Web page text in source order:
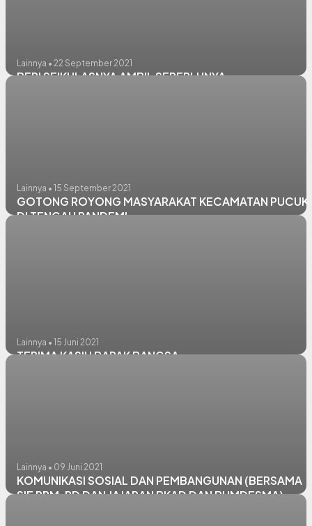
Lainnya • 22 September 2021
BERI SEIKHLASNYA AMBIL SEPERLUNYA
Lainnya • 15 September 2021
GOTONG ROYONG MASYARAKAT KECAMATAN PUCUK
DI TENGAH PANDEMI
Lainnya • 15 Juni 2021
TERIMA KASIH BAPAK BANGSA
Lainnya • 09 Juni 2021
KOMUNIKASI SOSIAL DAN PEMBANGUNAN (BERSAMA
SIE PPM, PD DAN JAJARAN BKAD DAN BUMDESMA)